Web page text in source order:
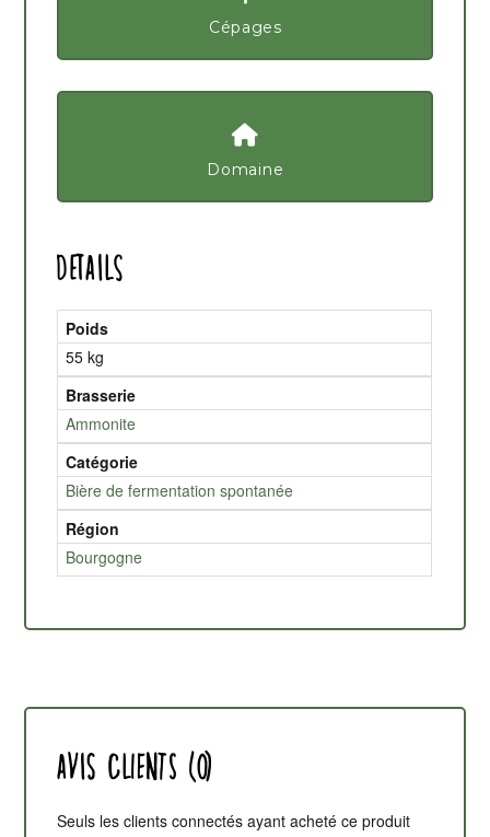
Cépages
Domaine
Details
Poids
55 kg
Brasserie
Ammonite
Catégorie
Bière de fermentation spontanée
Région
Bourgogne
Avis clients (0)
Seuls les clients connectés ayant acheté ce produit